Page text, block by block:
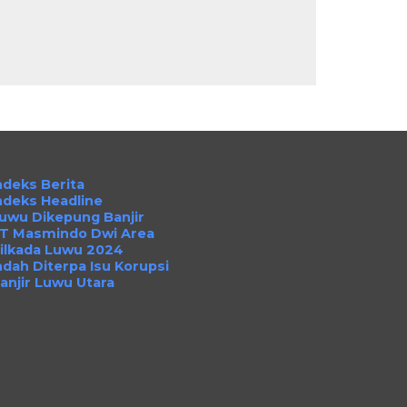
Berita
Headline
Dikepung Banjir
Masmindo Dwi Area
Luwu 2024
Diterpa Isu Korupsi
Luwu Utara